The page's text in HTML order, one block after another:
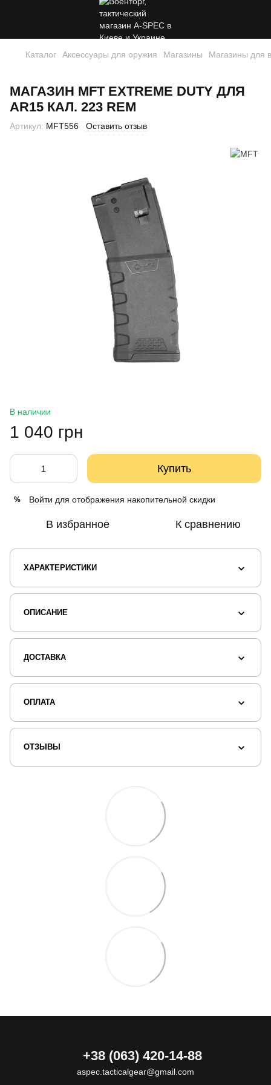
Каталог Аксессуары для оружия Магазины Магазины для
МАГАЗИН MFT EXTREME DUTY ДЛЯ
AR15 КАЛ. 223 REM
Артикул: MFT556 Оставить отзыв
В наличии
1 040 грн
Купить
% Войти для отображения накопительной скидки
В избранное К сравнению
ХАРАКТЕРИСТИКИ
ОПИСАНИЕ
ДОСТАВКА
ОПЛАТА
ОТЗЫВЫ
+38 (063) 420-14-88
aspec.tacticalgear@gmail.com